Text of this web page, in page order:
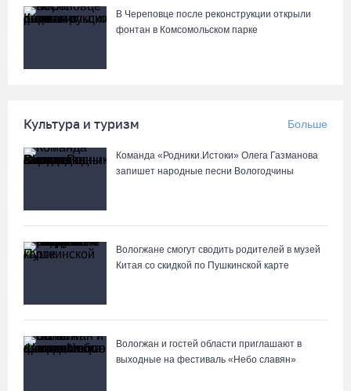
13 тысяч обращений
В Бабаево уже более двух недель не могут найти пропавшего
22-летнего юношу
06.08.26 / 17:18
В Череповце после реконструкции открыли
фонтан в Комсомольском парке
Культура и туризм Больше
Команда «Родники.Истоки» Олега Газманова
запишет народные песни Вологодчины
Вологжане смогут сводить родителей в музей
Китая со скидкой по Пушкинской карте
Вологжан и гостей области приглашают в
выходные на фестиваль «Небо славян»